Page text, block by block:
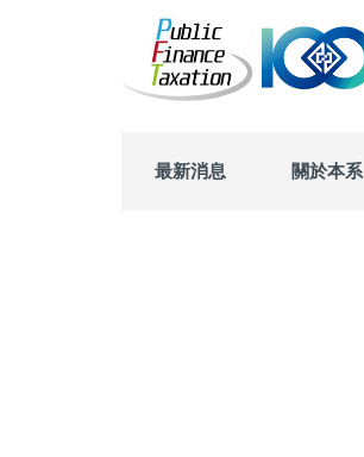
最新消息 關於本系